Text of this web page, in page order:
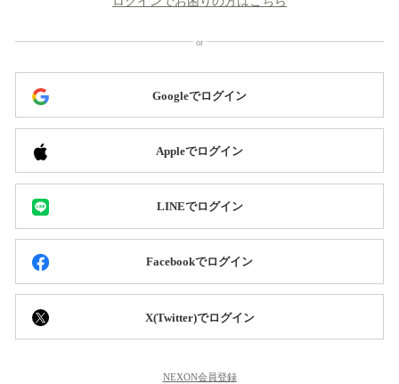
Googleでログイン
Appleでログイン
LINEでログイン
Facebookでログイン
X(Twitter)でログイン
NEXON会員登録